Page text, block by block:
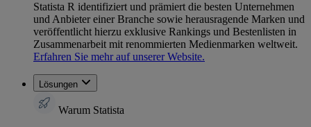
Statista R identifiziert und prämiert die besten Unternehmen
und Anbieter einer Branche sowie herausragende Marken und
veröffentlicht hierzu exklusive Rankings und Bestenlisten in
Zusammenarbeit mit renommierten Medienmarken weltweit.
Erfahren Sie mehr auf unserer Website.
Lösungen
Warum Statista